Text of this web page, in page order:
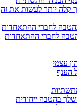
קלה יותר לעשות את זה
בהטבה לחברי ההתאחדות
הטבה לחברי ההתאחדות
עצמי
הענף
בהטבה ייחודית